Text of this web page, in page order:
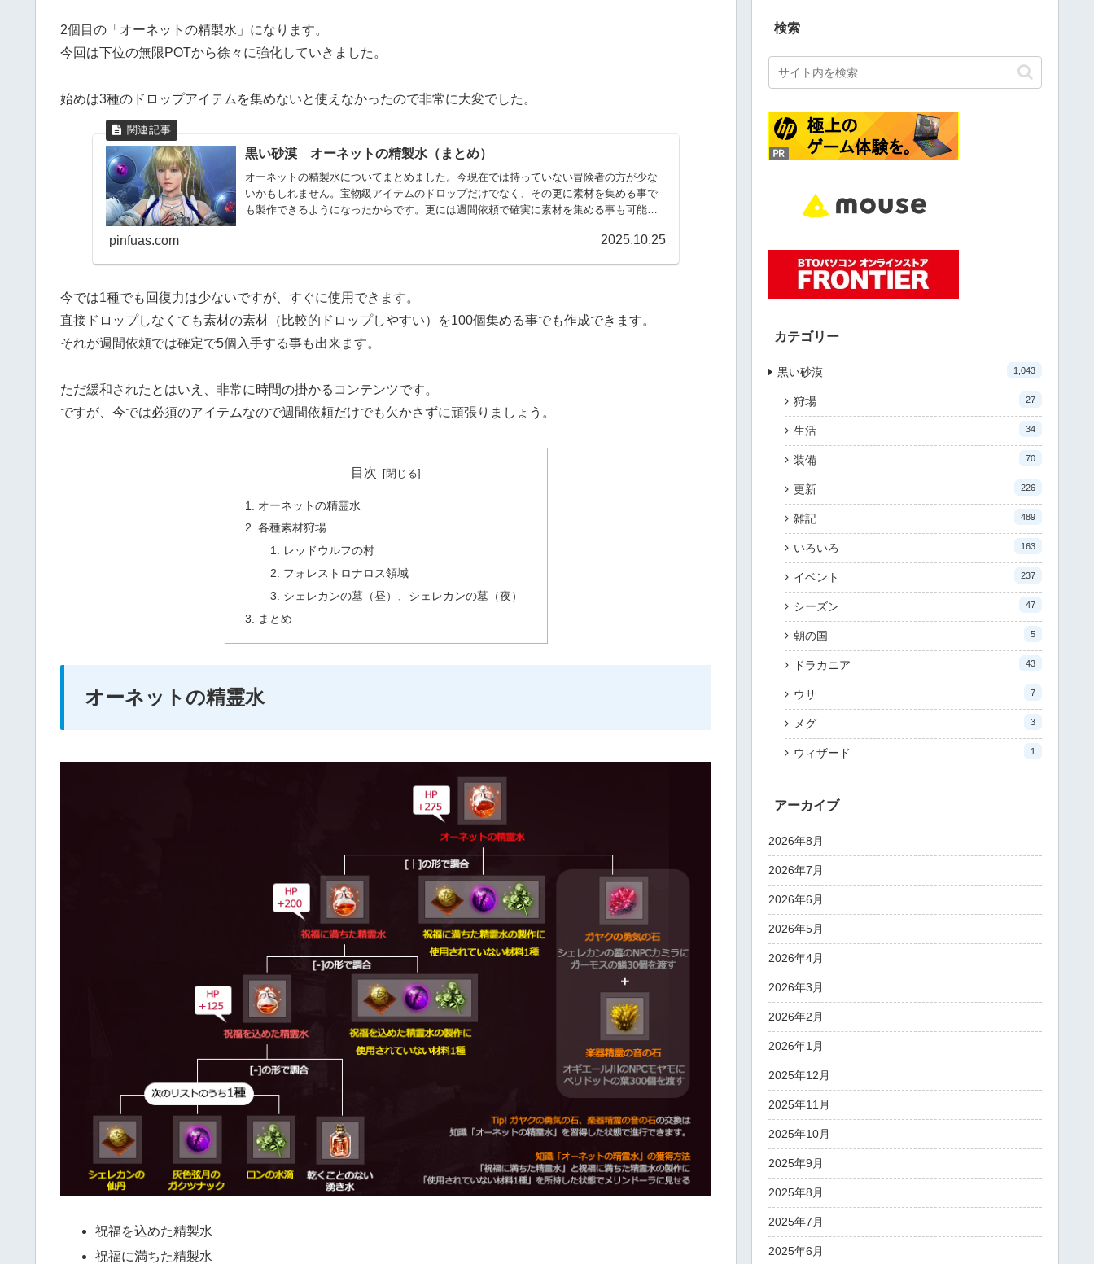
2個目の「オーネットの精製水」になります。
今回は下位の無限POTから徐々に強化していきました。
始めは3種のドロップアイテムを集めないと使えなかったので非常に大変でした。
黒い砂漠 オーネットの精製水（まとめ）
オーネットの精製水についてまとめました。今現在では持っていない冒険者の方が少な
いかもしれません。宝物級アイテムのドロップだけでなく、その更に素材を集める事で
も製作できるようになったからです。更には週間依頼で確実に素材を集める事も可能に
pinfuas.com 2025.10.25
今では1種でも回復力は少ないですが、すぐに使用できます。
直接ドロップしなくても素材の素材（比較的ドロップしやすい）を100個集める事でも作成できます。
それが週間依頼では確定で5個入手する事も出来ます。
ただ緩和されたとはいえ、非常に時間の掛かるコンテンツです。
ですが、今では必須のアイテムなので週間依頼だけでも欠かさずに頑張りましょう。
目次
オーネットの精霊水
各種素材狩場
レッドウルフの村
フォレストロナロス領域
シェレカンの墓（昼）、シェレカンの墓（夜）
まとめ
オーネットの精霊水
祝福を込めた精製水
祝福に満ちた精製水
検索
カテゴリー
黒い砂漠 1,043
狩場 27
生活 34
装備 70
更新 226
雑記 489
いろいろ 163
イベント 237
シーズン 47
朝の国 5
ドラカニア 43
ウサ 7
メグ 3
ウィザード 1
アーカイブ
2026年8月
2026年7月
2026年6月
2026年5月
2026年4月
2026年3月
2026年2月
2026年1月
2025年12月
2025年11月
2025年10月
2025年9月
2025年8月
2025年7月
2025年6月